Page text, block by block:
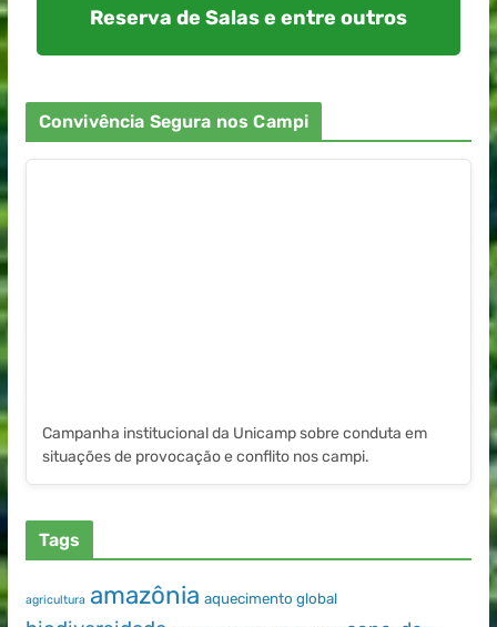
Reserva de Salas e entre outros
Convivência Segura nos Campi
Campanha institucional da Unicamp sobre conduta em
situações de provocação e conflito nos campi.
Tags
agricultura amazônia aquecimento global